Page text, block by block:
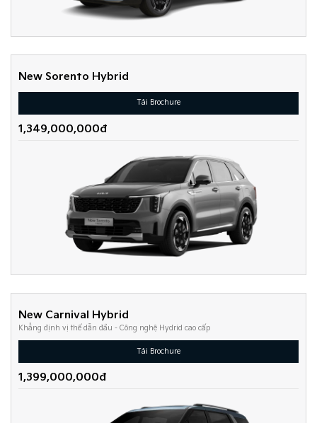
New Sorento Hybrid
Tải Brochure
1,349,000,000đ
New Carnival Hybrid
Khẳng định vị thế dẫn đầu - Công nghệ Hydrid cao cấp
Tải Brochure
1,399,000,000đ